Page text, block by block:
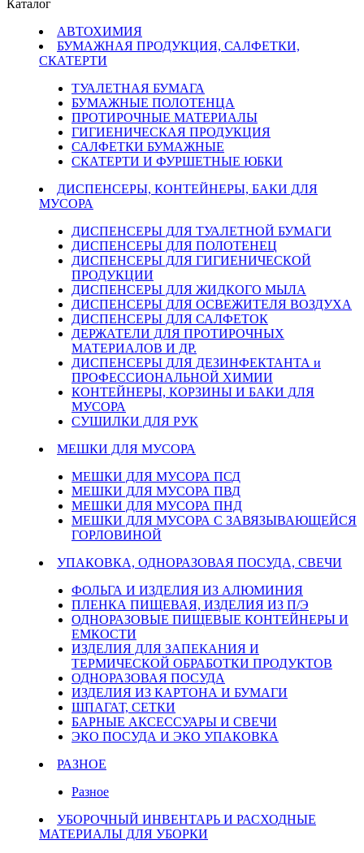
Каталог
АВТОХИМИЯ
БУМАЖНАЯ ПРОДУКЦИЯ, САЛФЕТКИ,
СКАТЕРТИ
ТУАЛЕТНАЯ БУМАГА
БУМАЖНЫЕ ПОЛОТЕНЦА
ПРОТИРОЧНЫЕ МАТЕРИАЛЫ
ГИГИЕНИЧЕСКАЯ ПРОДУКЦИЯ
САЛФЕТКИ БУМАЖНЫЕ
СКАТЕРТИ И ФУРШЕТНЫЕ ЮБКИ
ДИСПЕНСЕРЫ, КОНТЕЙНЕРЫ, БАКИ ДЛЯ
МУСОРА
ДИСПЕНСЕРЫ ДЛЯ ТУАЛЕТНОЙ БУМАГИ
ДИСПЕНСЕРЫ ДЛЯ ПОЛОТЕНЕЦ
ДИСПЕНСЕРЫ ДЛЯ ГИГИЕНИЧЕСКОЙ
ПРОДУКЦИИ
ДИСПЕНСЕРЫ ДЛЯ ЖИДКОГО МЫЛА
ДИСПЕНСЕРЫ ДЛЯ ОСВЕЖИТЕЛЯ ВОЗДУХА
ДИСПЕНСЕРЫ ДЛЯ САЛФЕТОК
ДЕРЖАТЕЛИ ДЛЯ ПРОТИРОЧНЫХ
МАТЕРИАЛОВ И ДР.
ДИСПЕНСЕРЫ ДЛЯ ДЕЗИНФЕКТАНТА и
ПРОФЕССИОНАЛЬНОЙ ХИМИИ
КОНТЕЙНЕРЫ, КОРЗИНЫ И БАКИ ДЛЯ
МУСОРА
СУШИЛКИ ДЛЯ РУК
МЕШКИ ДЛЯ МУСОРА
МЕШКИ ДЛЯ МУСОРА ПСД
МЕШКИ ДЛЯ МУСОРА ПВД
МЕШКИ ДЛЯ МУСОРА ПНД
МЕШКИ ДЛЯ МУСОРА С ЗАВЯЗЫВАЮЩЕЙСЯ
ГОРЛОВИНОЙ
УПАКОВКА, ОДНОРАЗОВАЯ ПОСУДА, СВЕЧИ
ФОЛЬГА И ИЗДЕЛИЯ ИЗ АЛЮМИНИЯ
ПЛЕНКА ПИЩЕВАЯ, ИЗДЕЛИЯ ИЗ П/Э
ОДНОРАЗОВЫЕ ПИЩЕВЫЕ КОНТЕЙНЕРЫ И
ЕМКОСТИ
ИЗДЕЛИЯ ДЛЯ ЗАПЕКАНИЯ И
ТЕРМИЧЕСКОЙ ОБРАБОТКИ ПРОДУКТОВ
ОДНОРАЗОВАЯ ПОСУДА
ИЗДЕЛИЯ ИЗ КАРТОНА И БУМАГИ
ШПАГАТ, СЕТКИ
БАРНЫЕ АКСЕССУАРЫ И СВЕЧИ
ЭКО ПОСУДА И ЭКО УПАКОВКА
РАЗНОЕ
Разное
УБОРОЧНЫЙ ИНВЕНТАРЬ И РАСХОДНЫЕ
МАТЕРИАЛЫ ДЛЯ УБОРКИ